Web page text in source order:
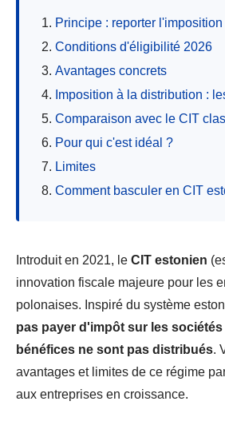
Principe : reporter
Conditions d'éligibilité 2026
Avantages concrets
Imposition à la distribution :
Comparaison avec le CIT
Pour qui c'est idéal ?
Limites
Comment basculer en CIT
Introduit en 2021, le CIT estonien
innovation fiscale majeure pour les
polonaises. Inspiré du système
pas payer d'impôt sur les
bénéfices ne sont pas distribués.
avantages et limites de ce régime
aux entreprises en croissance.